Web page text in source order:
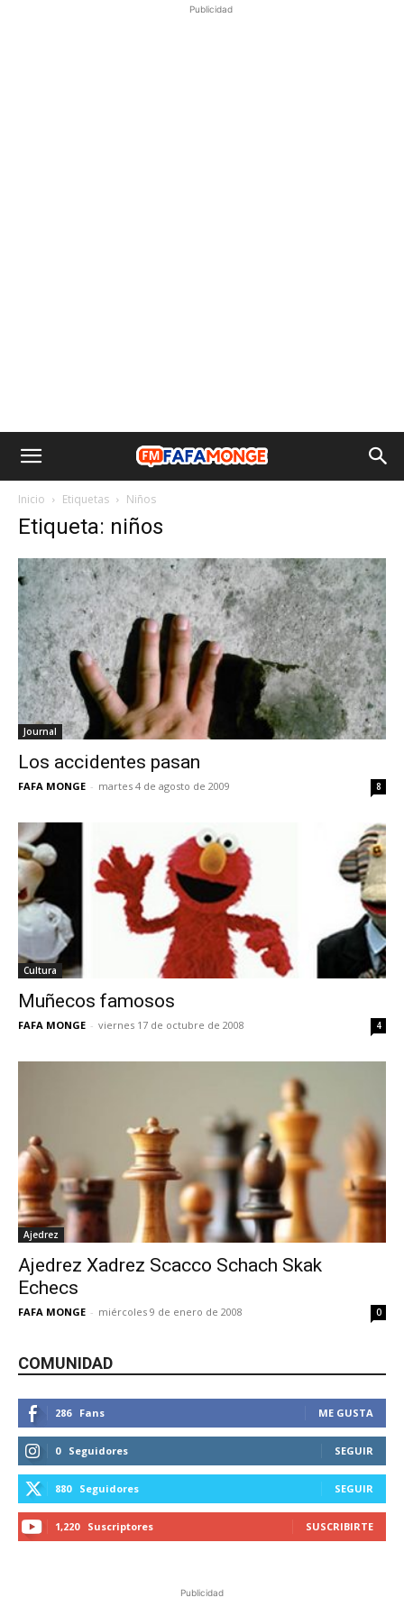
Publicidad
Inicio Etiquetas Niños
Etiqueta: niños
Journal
Los accidentes pasan
FAFA MONGE - martes 4 de agosto de 2009 8
Cultura
Muñecos famosos
FAFA MONGE - viernes 17 de octubre de 2008 4
Ajedrez
Ajedrez Xadrez Scacco Schach Skak
Echecs
FAFA MONGE - miércoles 9 de enero de 2008 0
COMUNIDAD
286 Fans ME GUSTA
0 Seguidores SEGUIR
880 Seguidores SEGUIR
1,220 Suscriptores SUSCRIBIRTE
Publicidad